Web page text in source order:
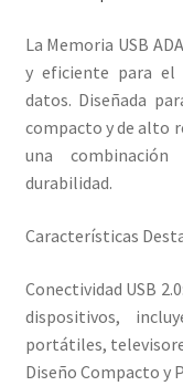
La Memoria USB
y eficiente para el
datos. Diseñada
compacto y de alto
una
durabilidad.
Características
Conectividad USB
dispositivos,
portátiles,
Diseño Compacto y